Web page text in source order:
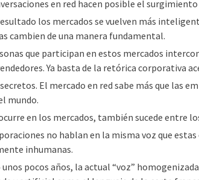
en red hacen posible el
los mercados se vuelven más
cambien de una manera fundamental.
que participan en estos mercados
Ya basta de la retórica corporativa
El mercado en red sabe más que las
mundo.
en los mercados, también sucede entre
no hablan en la misma voz que
inhumanas.
unos pocos años, la actual “voz”